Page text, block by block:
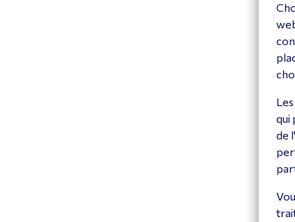
qui
de